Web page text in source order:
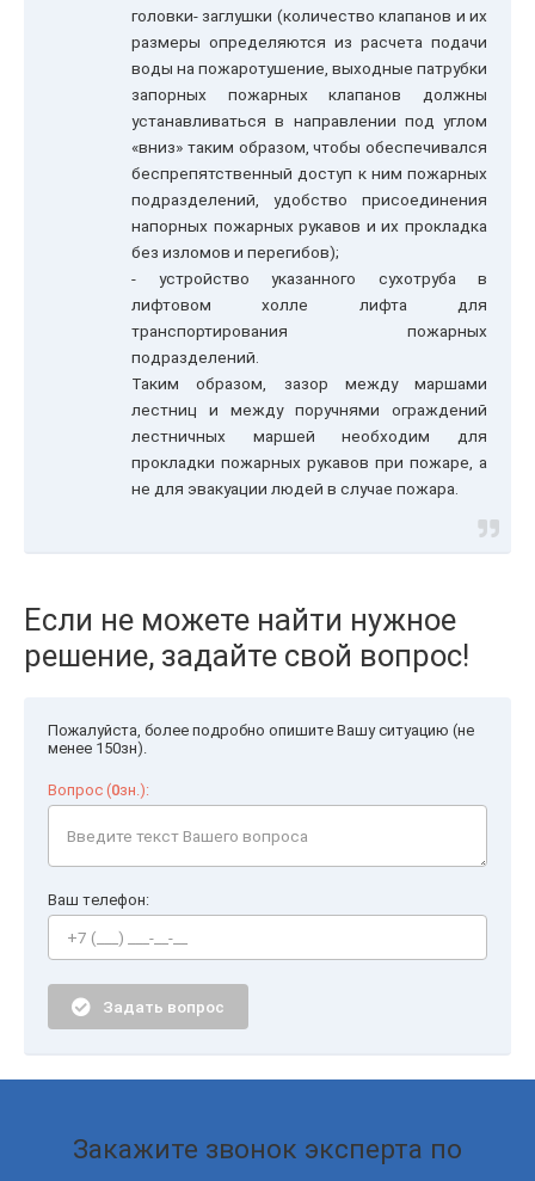
головки- заглушки (количество клапанов и их
размеры определяются из расчета подачи
воды на пожаротушение, выходные патрубки
запорных пожарных клапанов должны
устанавливаться в направлении под углом
«вниз» таким образом, чтобы обеспечивался
беспрепятственный доступ к ним пожарных
подразделений, удобство присоединения
напорных пожарных рукавов и их прокладка
без изломов и перегибов);
- устройство указанного сухотруба в
лифтовом холле лифта для
транспортирования пожарных
подразделений.
Таким образом, зазор между маршами
лестниц и между поручнями ограждений
лестничных маршей необходим для
прокладки пожарных рукавов при пожаре, а
не для эвакуации людей в случае пожара.
Если не можете найти нужное
решение, задайте свой вопрос!
Пожалуйста, более подробно опишите Вашу ситуацию (не
менее 150зн).
Вопрос (0зн.):
Ваш телефон:
Задать вопрос
Закажите звонок эксперта по